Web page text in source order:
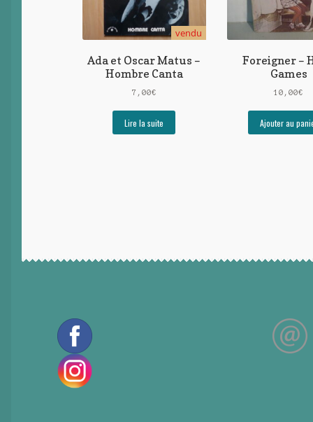
vendu
Ada et Oscar Matus –
Hombre Canta
7,00€
Lire la suite
Foreigner –
Games
10,00€
Ajouter au